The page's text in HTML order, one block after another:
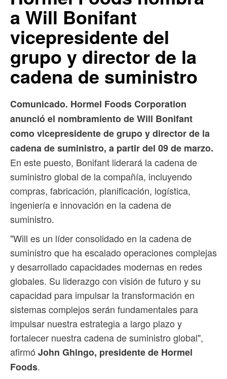
a Will Bonifant
vicepresidente del
grupo y director de la
cadena de suministro
Comunicado. Hormel Foods Corporation
anunció el nombramiento de Will Bonifant
como vicepresidente de grupo y director de la
cadena de suministro, a partir del 09 de marzo.
En este puesto, Bonifant liderará la cadena de
suministro global de la compañía, incluyendo
compras, fabricación, planificación, logística,
ingeniería e innovación en la cadena de
suministro.
"Will es un líder consolidado en la cadena de
suministro que ha escalado operaciones complejas
y desarrollado capacidades modernas en redes
globales. Su liderazgo con visión de futuro y su
capacidad para impulsar la transformación en
sistemas complejos serán fundamentales para
impulsar nuestra estrategia a largo plazo y
fortalecer nuestra cadena de suministro global",
afirmó John Ghingo, presidente de Hormel
Foods.